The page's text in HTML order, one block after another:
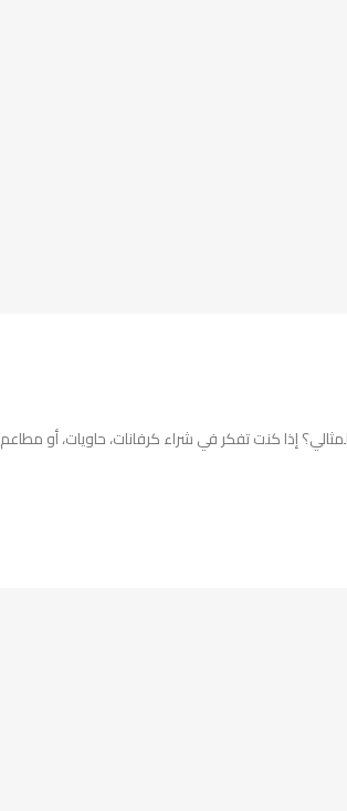
1. لماذا يعتبر مصنع كرفانات في أكتوبر الخيار المثالي؟ إذا كنت تفكر في شراء كرفانات،